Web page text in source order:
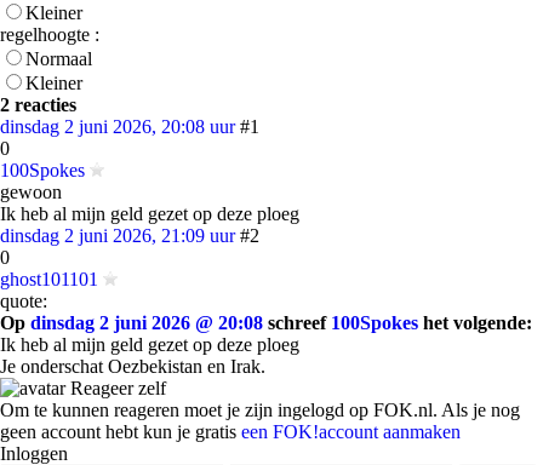
Kleiner
regelhoogte :
Normaal
Kleiner
2 reacties
dinsdag 2 juni 2026, 20:08 uur #1
0
100Spokes
gewoon
Ik heb al mijn geld gezet op deze ploeg
dinsdag 2 juni 2026, 21:09 uur #2
0
ghost101101
quote:
Op dinsdag 2 juni 2026 @ 20:08 schreef 100Spokes het volgende:
Ik heb al mijn geld gezet op deze ploeg
Je onderschat Oezbekistan en Irak.
Reageer zelf
Om te kunnen reageren moet je zijn ingelogd op FOK.nl. Als je nog
geen account hebt kun je gratis een FOK!account aanmaken
Inloggen